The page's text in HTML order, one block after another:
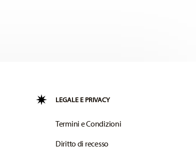
LEGALE E PRIVACY
Termini e Condizioni
Diritto di recesso